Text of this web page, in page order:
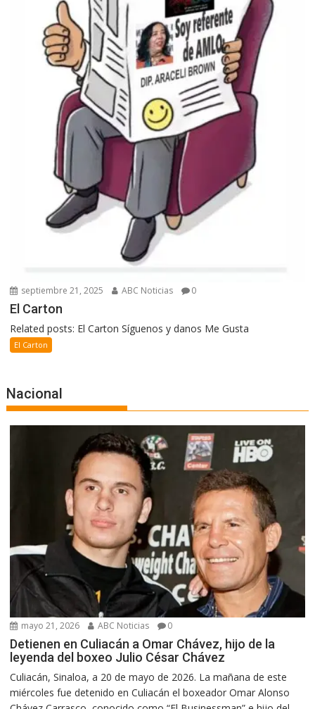
septiembre 21, 2025 ABC Noticias 0
El Carton
Related posts: El Carton Síguenos y danos Me Gusta
El Carton
Nacional
mayo 21, 2026 ABC Noticias 0
Detienen en Culiacán a Omar Chávez, hijo de la
leyenda del boxeo Julio César Chávez
Culiacán, Sinaloa, a 20 de mayo de 2026. La mañana de este
miércoles fue detenido en Culiacán el boxeador Omar Alonso